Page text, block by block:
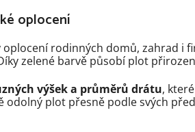
oplocení
rodinných domů, zahrad i
zelené barvě působí plot
výšek a průměrů drátu,
plot přesně podle svých